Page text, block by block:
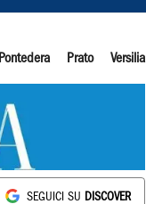
Pontedera Prato Versilia
SEGUICI SU DISCOVER